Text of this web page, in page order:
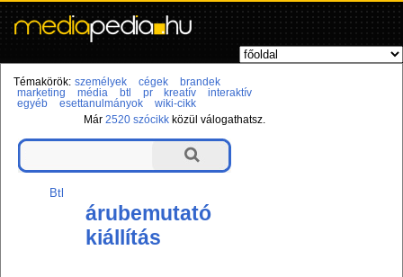
Témakörök: személyek cégek
brandek
marketing
média btl pr kreatív
interaktív
egyéb
esettanulmányok
wiki-cikk
Már2520 szócikk közül válogathatsz.
Btl
árubemutató
kiállítás